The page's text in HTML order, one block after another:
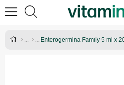
Enterogermina Famıly 5 ml x